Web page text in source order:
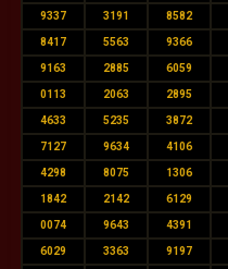
9337 3191 8582
8417 5563 9366
9163 2885 6059
0113 2063 2895
4633 5235 3872
7127 9634 4106
4298 8075 1306
1842 2142 6129
0074 9643 4391
6029 3363 9197